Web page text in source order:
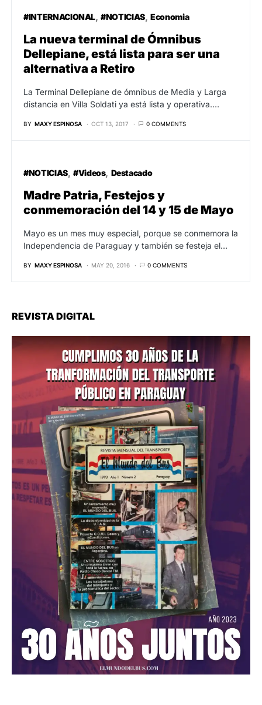
#INTERNACIONAL #NOTICIAS Economia
La nueva terminal de Ómnibus
Dellepiane, está lista para ser una
alternativa a Retiro
La Terminal Dellepiane de ómnibus de Media y Larga
distancia en Villa Soldati ya está lista y operativa.…
BY MAXY ESPINOSA OCT 13, 2017 0 COMMENTS
#NOTICIAS #Videos Destacado
Madre Patria, Festejos y
conmemoración del 14 y 15 de Mayo
Mayo es un mes muy especial, porque se conmemora la
Independencia de Paraguay y también se festeja el…
BY MAXY ESPINOSA MAY 20, 2016 0 COMMENTS
REVISTA DIGITAL